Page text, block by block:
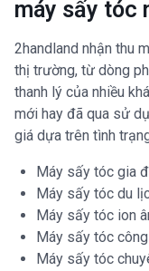
máy sấy tóc
2handland nhận thu
thị trường, từ dòng
thanh lý của nhiều
mới hay đã qua sử
giá dựa trên tình
Máy sấy tóc gia
Máy sấy tóc du
Máy sấy tóc ion
Máy sấy tóc
Máy sấy tóc